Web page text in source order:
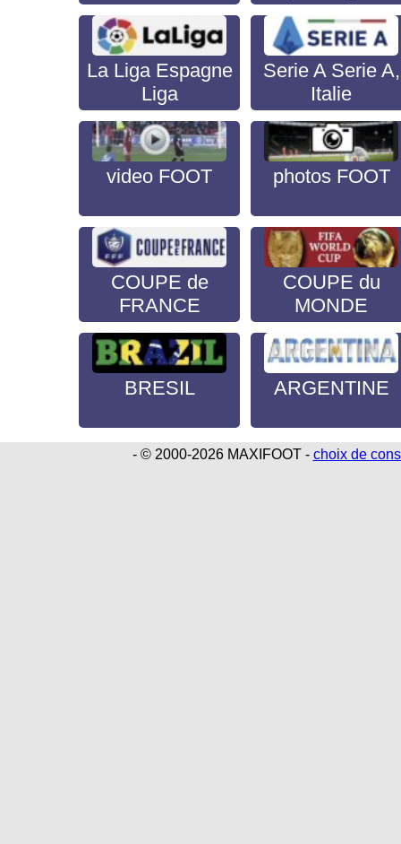
La Liga Espagne
Liga
Serie A Serie A,
Italie
video FOOT photos FOOT
COUPE de
FRANCE
COUPE du
MONDE
BRESIL ARGENTINE
- © 2000-2026 MAXIFOOT - choix de